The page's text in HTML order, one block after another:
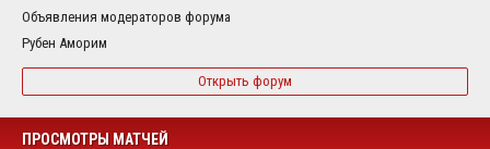
Объявления модераторов форума
Рубен Аморим
Открыть форум
ПРОСМОТРЫ МАТЧЕЙ